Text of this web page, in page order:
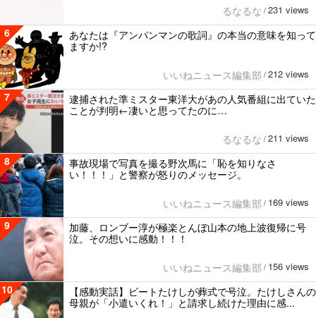
るなるな / 231 views
6
あなたは『アンパンマンの歌詞』の本当の意味を知って
ますか!?
いいねニュース編集部 / 212 views
7
逮捕された準ミスター東洋大があの人気番組に出ていた
ことが判明←凄いと思ってたのに…
るなるな / 211 views
8
事故現場で写真を撮る野次馬に「恥を知りなさ
い！！！」と警察が怒りのメッセージ。
いいねニュース編集部 / 169 views
9
加藤、ロンブー淳が極楽とんぼ山本の地上波復帰に号
泣。その想いに感動！！！
いいねニュース編集部 / 156 views
10
【感動実話】ビートたけしが葬式で号泣。たけしさんの
母親が「小遣いくれ！」と請求し続けた理由に感...